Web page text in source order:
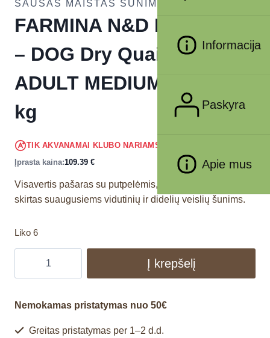
Informacija
Paskyra
Apie mus
SAUSAS MAISTAS ŠUNIMS
FARMINA N&D PUMPKIN
– DOG Dry Quail&Pomegr
ADULT MEDIUM MAXI 12
kg
TIK AKVANAMAI KLUBO NARIAMS
Įprasta kaina:109.39 €
Visavertis pašaras su putpelėmis, moliūgais ir granatais
skirtas suaugusiems vidutinių ir didelių veislių šunims.
Liko 6
Į krepšelį
Nemokamas pristatymas nuo 50€
Greitas pristatymas per 1–2 d.d.